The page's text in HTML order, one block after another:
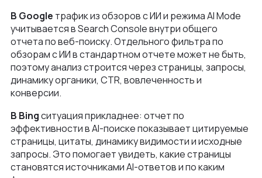
В Google трафик из обзоров с ИИ и режима AI Mode
учитывается в Search Console внутри общего
отчета по веб-поиску. Отдельного фильтра по
обзорам с ИИ в стандартном отчете может не быть,
поэтому анализ строится через страницы, запросы,
динамику органики, CTR, вовлеченность и
конверсии.
В Bingситуация прикладнее: отчет по
эффективности в AI-поиске показывает цитируемые
страницы, цитаты, динамику видимости и исходные
запросы. Это помогает увидеть, какие страницы
становятся источниками AI-ответов и по каким